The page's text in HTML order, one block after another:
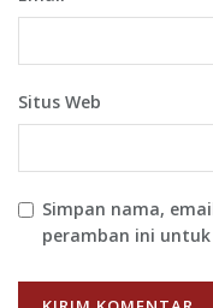
Situs Web
Simpan nama,
peramban ini